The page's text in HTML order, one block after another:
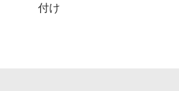
付け